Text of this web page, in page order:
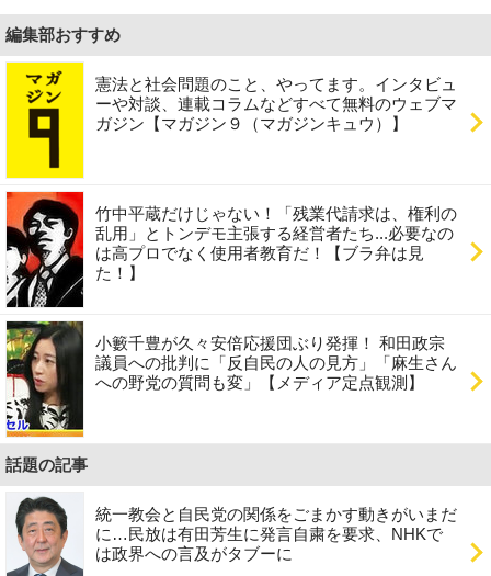
編集部おすすめ
憲法と社会問題のこと、やってます。インタビュ
ーや対談、連載コラムなどすべて無料のウェブマ
ガジン【マガジン９（マガジンキュウ）】
竹中平蔵だけじゃない！「残業代請求は、権利の
乱用」とトンデモ主張する経営者たち...必要なの
は高プロでなく使用者教育だ！【ブラ弁は見
た！】
小籔千豊が久々安倍応援団ぶり発揮！ 和田政宗
議員への批判に「反自民の人の見方」「麻生さん
への野党の質問も変」【メディア定点観測】
話題の記事
統一教会と自民党の関係をごまかす動きがいまだ
に…民放は有田芳生に発言自粛を要求、NHKで
は政界への言及がタブーに